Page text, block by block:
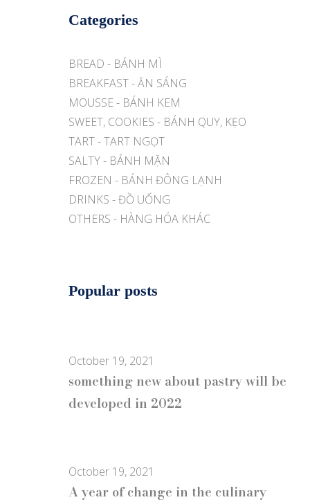
Categories
BREAD - BÁNH MÌ
BREAKFAST - ĂN SÁNG
MOUSSE - BÁNH KEM
SWEET, COOKIES - BÁNH QUY, KẸO
TART - TART NGỌT
SALTY - BÁNH MẶN
FROZEN - BÁNH ĐÔNG LẠNH
DRINKS - ĐỒ UỐNG
OTHERS - HÀNG HÓA KHÁC
Popular posts
October 19, 2021
something new about pastry will be
developed in 2022
October 19, 2021
A year of change in the culinary